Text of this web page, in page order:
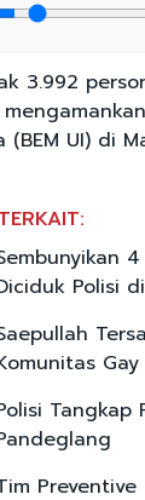
3.992
(BEM UI) di
Polisi
Gay
Tangkap